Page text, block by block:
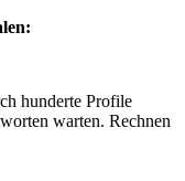
hunderte Profile
warten. Rechnen